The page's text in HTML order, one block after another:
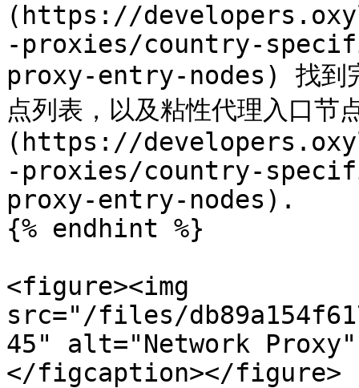
(https://
-proxies/country-
proxy-entry-nodes) 找到完
点列表，以及粘性代理入
(https://
-proxies/country-
proxy-entry-nodes).
{% endhint %}
<figure><img
src="/files/
45" alt="Network
</figcaption></figure>